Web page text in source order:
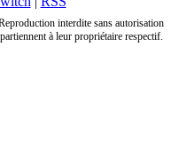
interdite sans autorisation
à leur propriétaire respectif.